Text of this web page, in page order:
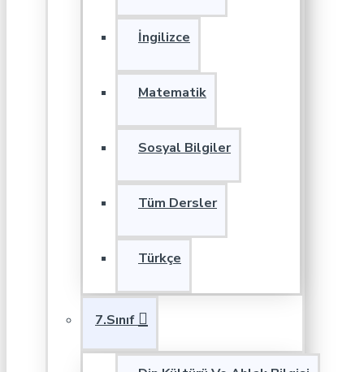
İngilizce
Matematik
Sosyal Bilgiler
Tüm Dersler
Türkçe
7.Sınıf